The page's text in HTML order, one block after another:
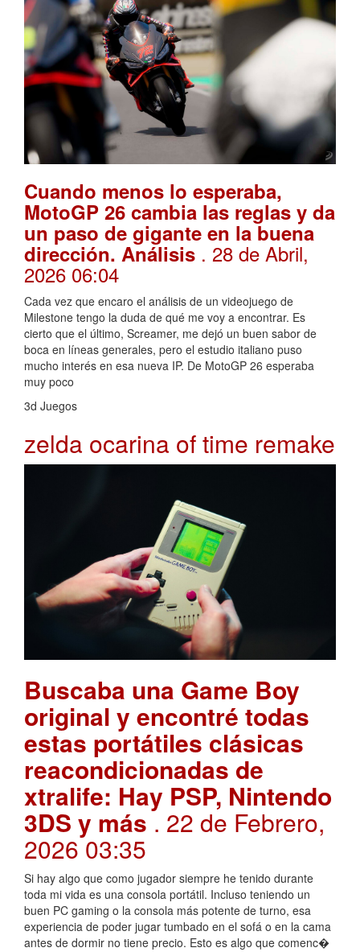
Cuando menos lo esperaba,
MotoGP 26 cambia las reglas y da
un paso de gigante en la buena
dirección. Análisis . 28 de Abril,
2026 06:04
Cada vez que encaro el análisis de un videojuego de
Milestone tengo la duda de qué me voy a encontrar. Es
cierto que el último, Screamer, me dejó un buen sabor de
boca en líneas generales, pero el estudio italiano puso
mucho interés en esa nueva IP. De MotoGP 26 esperaba
muy poco
3d Juegos
zelda ocarina of time remake
Buscaba una Game Boy
original y encontré todas
estas portátiles clásicas
reacondicionadas de
xtralife: Hay PSP, Nintendo
3DS y más. 22 de Febrero,
2026 03:35
Si hay algo que como jugador siempre he tenido durante
toda mi vida es una consola portátil. Incluso teniendo un
buen PC gaming o la consola más potente de turno, esa
experiencia de poder jugar tumbado en el sofá o en la cama
antes de dormir no tiene precio. Esto es algo que comenc�